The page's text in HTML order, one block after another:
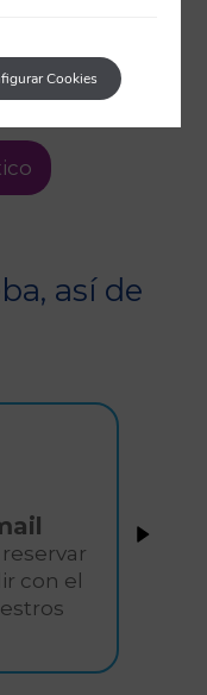
necesaria
si no la
así de
con el
Cookies